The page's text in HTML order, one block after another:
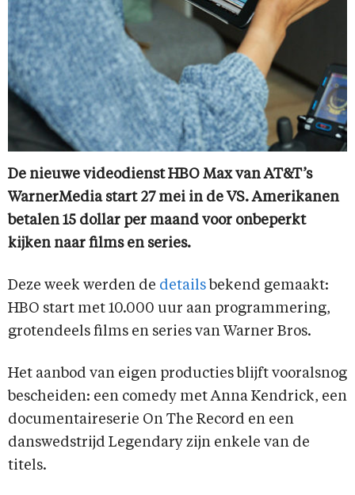
De nieuwe videodienst HBO Max van AT&T’s
WarnerMedia start 27 mei in de VS. Amerikanen
betalen 15 dollar per maand voor onbeperkt
kijken naar films en series.
Deze week werden de details bekend gemaakt:
HBO start met 10.000 uur aan programmering,
grotendeels films en series van Warner Bros.
Het aanbod van eigen producties blijft vooralsnog
bescheiden: een comedy met Anna Kendrick, een
documentaireserie On The Record en een
danswedstrijd Legendary zijn enkele van de
titels.